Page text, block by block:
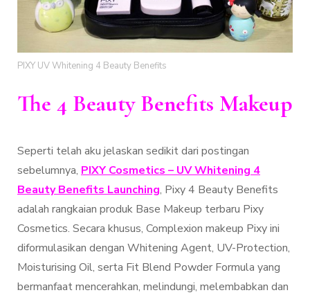
PIXY UV Whitening 4 Beauty Benefits
The 4 Beauty Benefits Makeup
Seperti telah aku jelaskan sedikit dari postingan
sebelumnya, PIXY Cosmetics – UV Whitening 4
Beauty Benefits Launching, Pixy 4 Beauty Benefits
adalah rangkaian produk Base Makeup terbaru Pixy
Cosmetics. Secara khusus, Complexion makeup Pixy ini
diformulasikan dengan Whitening Agent, UV-Protection,
Moisturising Oil, serta Fit Blend Powder Formula yang
bermanfaat mencerahkan, melindungi, melembabkan dan